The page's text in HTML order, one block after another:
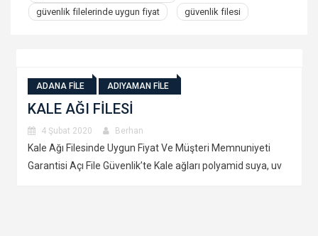
güvenlik filelerinde uygun fiyat
güvenlik filesi
ADANA FİLE ADIYAMAN FİLE
KALE AĞI FİLESİ
4 Şubat 2020 Berhan
Kale Ağı Filesinde Uygun Fiyat Ve Müşteri Memnuniyeti
Garantisi Açı File Güvenlik’te Kale ağları polyamid suya, uv